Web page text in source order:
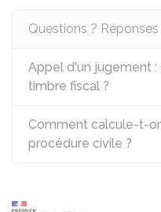
Questions ? Réponses
Appel d'un jugement
timbre fiscal ?
Comment calcule-t-
procédure civile ?